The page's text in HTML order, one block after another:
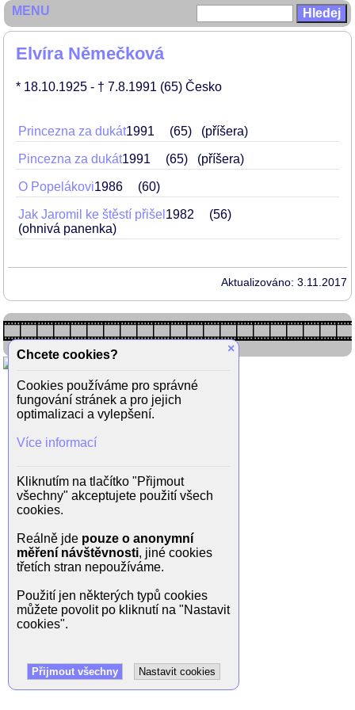
Elvíra Němečková
* 18.10.1925 - † 7.8.1991 (65) Česko
Princezna za dukát1991 65 (příšera)
Pincezna za dukát1991 65 (příšera)
O Popelákovi1986 60
Jak Jaromil ke štěstí přišel 1982
56
(ohnivá panenka)
Aktualizováno: 3.11.2017
MENU
×
Chcete cookies?
Cookies používáme pro správné
fungování stránek a pro jejich
optimalizaci a vylepšení.
Více informací
Kliknutím na tlačítko "Přijmout
všechny" akceptujete použití všech
cookies.
Reálně jde pouze o anonymní
měření návštěvnosti, jiné cookies
třetích stran nepoužíváme.
Použití jen některých typů cookies
můžete povolit po kliknutí na "Nastavit
cookies".
Přijmout všechny Nastavit cookies